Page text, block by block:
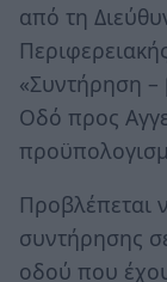
από τη
«Συντήρηση
Οδό προς
Προβλέπεται
συντήρησης
οδού που